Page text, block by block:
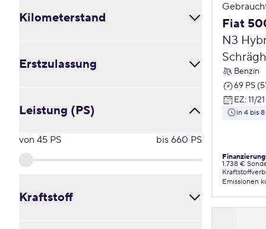
Coupé (0)
Limousine (0)
Sonstige (0)
SUV / Crossover / Geländewagen (0)
Verglaster Kastenwagen (0)
Kilometerstand
Erstzulassung
Leistung (PS)
von 45 PS bis 660 PS
Kraftstoff
Fiat
N3
Benzin
69 PS
EZ: 11/21
in 4 bis
1.738 €
Emissionen